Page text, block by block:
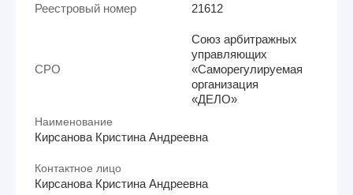
Реестровый номер 21612
СРО
Союз арбитражных
управляющих
«Саморегулируемая
организация
«ДЕЛО»
Наименование
Кирсанова Кристина Андреевна
Контактное лицо
Кирсанова Кристина Андреевна